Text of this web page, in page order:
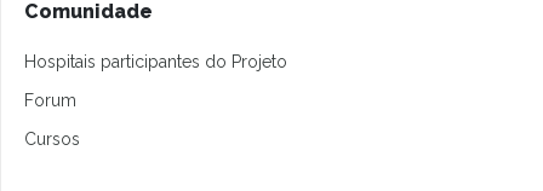
Comunidade
Hospitais participantes do Projeto
Forum
Cursos